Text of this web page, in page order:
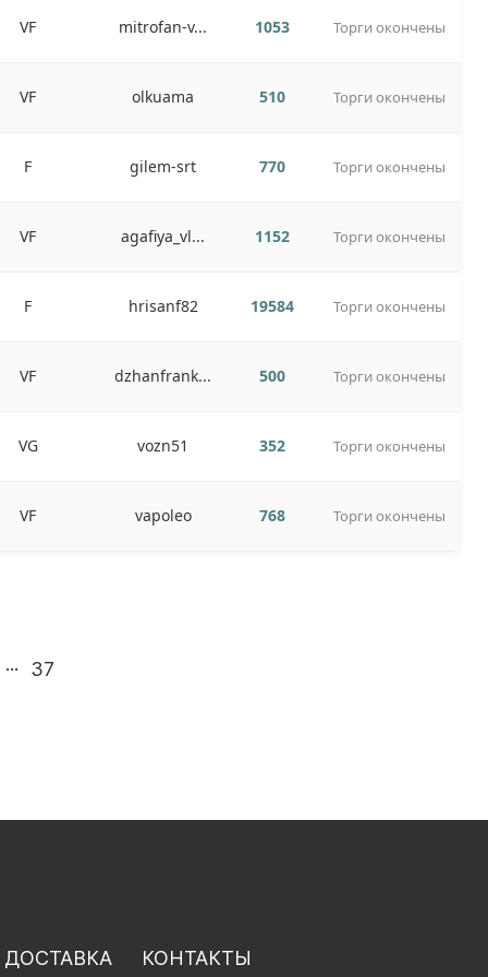
VF mitrofan-v... 1053 Торги окончены
VF olkuama 510 Торги окончены
F gilem-srt 770 Торги окончены
VF agafiya_vl... 1152 Торги окончены
F hrisanf82 19584 Торги окончены
VF dzhanfrank... 500 Торги окончены
VG vozn51 352 Торги окончены
VF vapoleo 768 Торги окончены
... 37
КОНТАКТЫ